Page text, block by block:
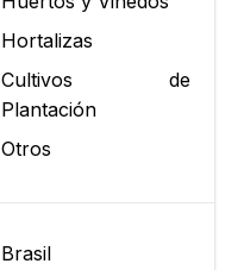
Hortalizas
Cultivos de
Plantación
Otros
Brasil